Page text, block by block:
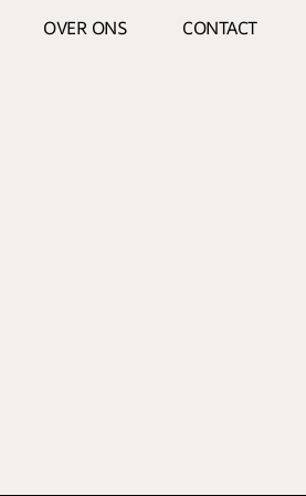
OVER ONS CONTACT